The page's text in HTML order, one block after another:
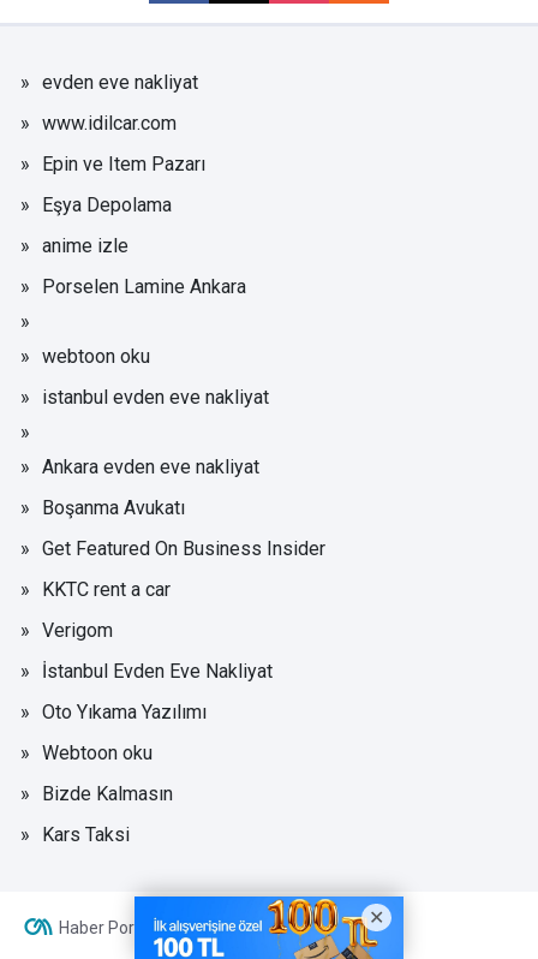
evden eve nakliyat
www.idilcar.com
Epin ve Item Pazarı
Eşya Depolama
anime izle
Porselen Lamine Ankara
webtoon oku
istanbul evden eve nakliyat
Ankara evden eve nakliyat
Boşanma Avukatı
Get Featured On Business Insider
KKTC rent a car
Verigom
İstanbul Evden Eve Nakliyat
Oto Yıkama Yazılımı
Webtoon oku
Bizde Kalmasın
Kars Taksi
Haber Portalı Yazılımı